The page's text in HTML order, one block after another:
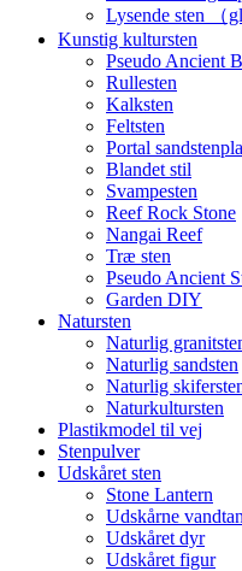
Lysende sten （
Kunstig kultursten
Pseudo Ancient
Rullesten
Kalksten
Feltsten
Portal
Blandet stil
Svampesten
Reef Rock Stone
Nangai Reef
Træ sten
Pseudo Ancient
Garden DIY
Natursten
Naturlig
Naturlig sandsten
Naturlig
Naturkultursten
Plastikmodel til vej
Stenpulver
Udskåret sten
Stone Lantern
Udskårne
Udskåret dyr
Udskåret figur